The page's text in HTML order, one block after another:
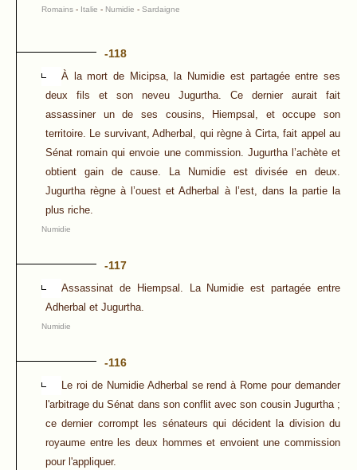
Romains - Italie - Numidie - Sardaigne
-118
À la mort de Micipsa, la Numidie est partagée entre ses
deux fils et son neveu Jugurtha. Ce dernier aurait fait
assassiner un de ses cousins, Hiempsal, et occupe son
territoire. Le survivant, Adherbal, qui règne à Cirta, fait appel au
Sénat romain qui envoie une commission. Jugurtha l’achète et
obtient gain de cause. La Numidie est divisée en deux.
Jugurtha règne à l’ouest et Adherbal à l’est, dans la partie la
plus riche.
Numidie
-117
Assassinat de Hiempsal. La Numidie est partagée entre
Adherbal et Jugurtha.
Numidie
-116
Le roi de Numidie Adherbal se rend à Rome pour demander
l'arbitrage du Sénat dans son conflit avec son cousin Jugurtha ;
ce dernier corrompt les sénateurs qui décident la division du
royaume entre les deux hommes et envoient une commission
pour l'appliquer.